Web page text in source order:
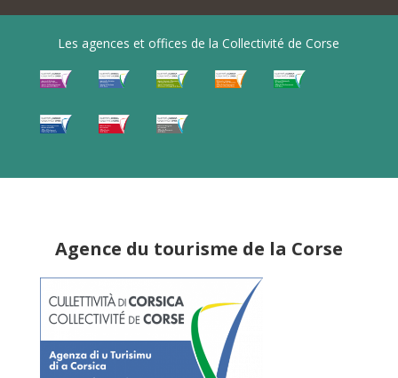
Les agences et offices de la Collectivité de Corse
Agence du tourisme de la Corse